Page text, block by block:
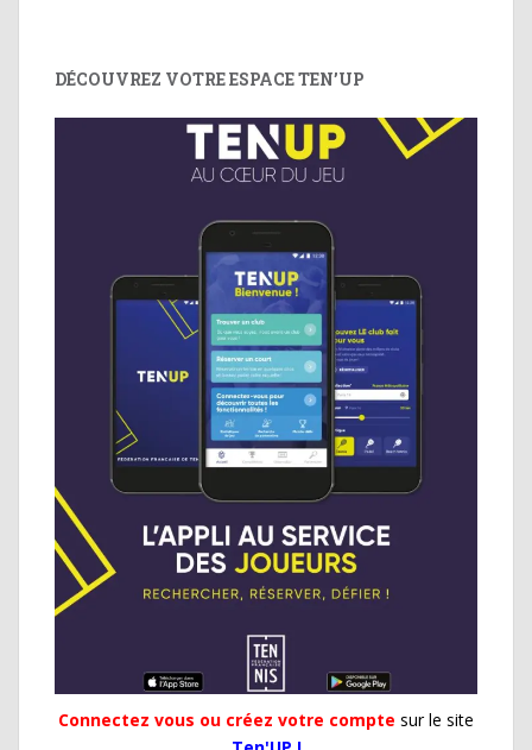
DÉCOUVREZ VOTRE ESPACE TEN’UP
Connectez vous ou créez votre compte sur le site